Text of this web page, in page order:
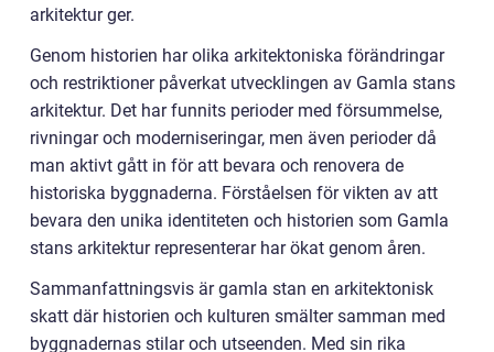
arkitektur ger.
Genom historien har olika arkitektoniska förändringar
och restriktioner påverkat utvecklingen av Gamla stans
arkitektur. Det har funnits perioder med försummelse,
rivningar och moderniseringar, men även perioder då
man aktivt gått in för att bevara och renovera de
historiska byggnaderna. Förståelsen för vikten av att
bevara den unika identiteten och historien som Gamla
stans arkitektur representerar har ökat genom åren.
Sammanfattningsvis är gamla stan en arkitektonisk
skatt där historien och kulturen smälter samman med
byggnadernas stilar och utseenden. Med sin rika